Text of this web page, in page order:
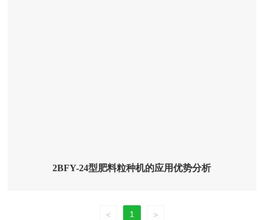
2BFY-24型肥料粒种机的应用优势分析
< 1 >